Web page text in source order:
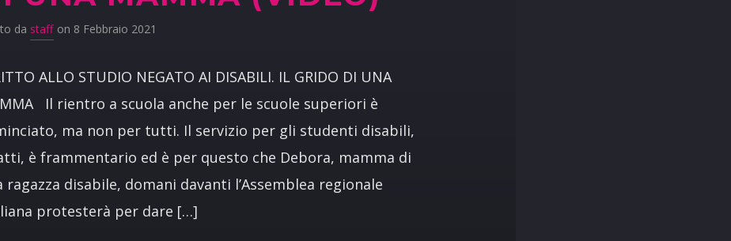
da staff on 8 Febbraio 2021
ALLO STUDIO NEGATO AI DISABILI. IL GRIDO DI UNA
Il rientro a scuola anche per le scuole superiori è
ma non per tutti. Il servizio per gli studenti disabili,
è frammentario ed è per questo che Debora, mamma di
ragazza disabile, domani davanti l’Assemblea regionale
protesterà per dare […]